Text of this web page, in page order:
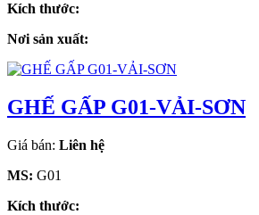
Kích thước:
Nơi sản xuất:
GHẾ GẤP G01-VẢI-SƠN
Giá bán: Liên hệ
MS: G01
Kích thước: